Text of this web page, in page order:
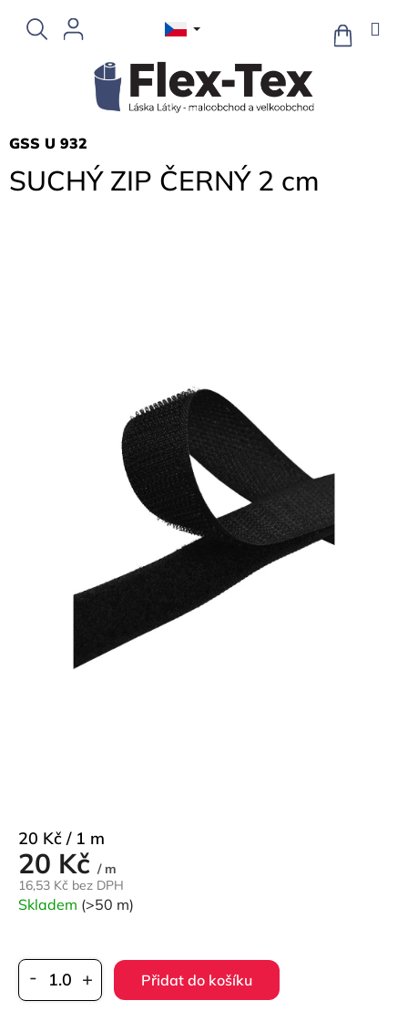
obsah
NÁKUPNÍ
KOŠÍK
SUCHÝ ZIP ČERNÝ 2 cm
GSS U 932
20 Kč / m
16,53 Kč bez DPH
Měrná
cena:
20 Kč / 1 m
Skladem (>50 m)
Přidat do košíku